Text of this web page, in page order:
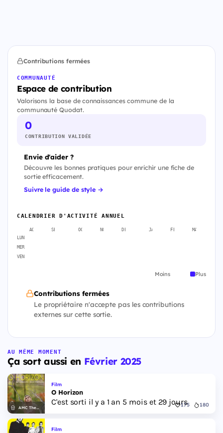
Contributions fermées
COMMUNAUTÉ
Espace de contribution
Valorisons la base de connaissances commune de la
communauté Quodat.
0
CONTRIBUTION VALIDÉE
Envie d'aider ?
Découvre les bonnes pratiques pour enrichir une fiche de
sortie efficacement.
Suivre le guide de style →
CALENDRIER D'ACTIVITÉ ANNUEL
AOÛT SEPT. OCT. NOV. DÉC. JANV. FÉVR. MARS
LUN
MER
VEN
Moins Plus
Contributions fermées
Le propriétaire n'accepte pas les contributions
externes sur cette sortie.
AU MÊME MOMENT
Ça sort aussi en Février 2025
AMC Theatres
Film
O Horizon
C'est sorti il y a 1 an 5 mois et 29 jours
175 180
Film